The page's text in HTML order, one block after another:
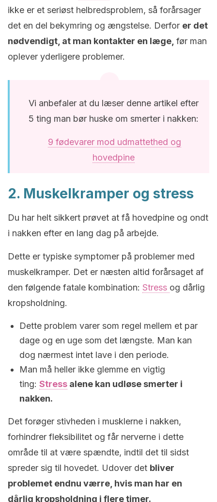
ikke er et seriøst helbredsproblem, så forårsager
det en del bekymring og ængstelse. Derfor er det
nødvendigt, at man kontakter en læge, før man
oplever yderligere problemer.
Vi anbefaler at du læser denne artikel efter
5 ting man bør huske om smerter i nakken:
9 fødevarer mod udmattethed og
hovedpine
2. Muskelkramper og stress
Du har helt sikkert prøvet at få hovedpine og ondt
i nakken efter en lang dag på arbejde.
Dette er typiske symptomer på problemer med
muskelkramper. Det er næsten altid forårsaget af
den følgende fatale kombination: Stress og dårlig
kropsholdning.
Dette problem varer som regel mellem et par
dage og en uge som det længste. Man kan
dog nærmest intet lave i den periode.
Man må heller ikke glemme en vigtig
ting: Stress alene kan udløse smerter i
nakken.
Det forøger stivheden i musklerne i nakken,
forhindrer fleksibilitet og får nerverne i dette
område til at være spændte, indtil det til sidst
spreder sig til hovedet. Udover det bliver
problemet endnu værre, hvis man har en
dårlig kropsholdning i flere timer.